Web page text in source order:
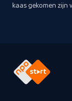
kaas gekomen zijn